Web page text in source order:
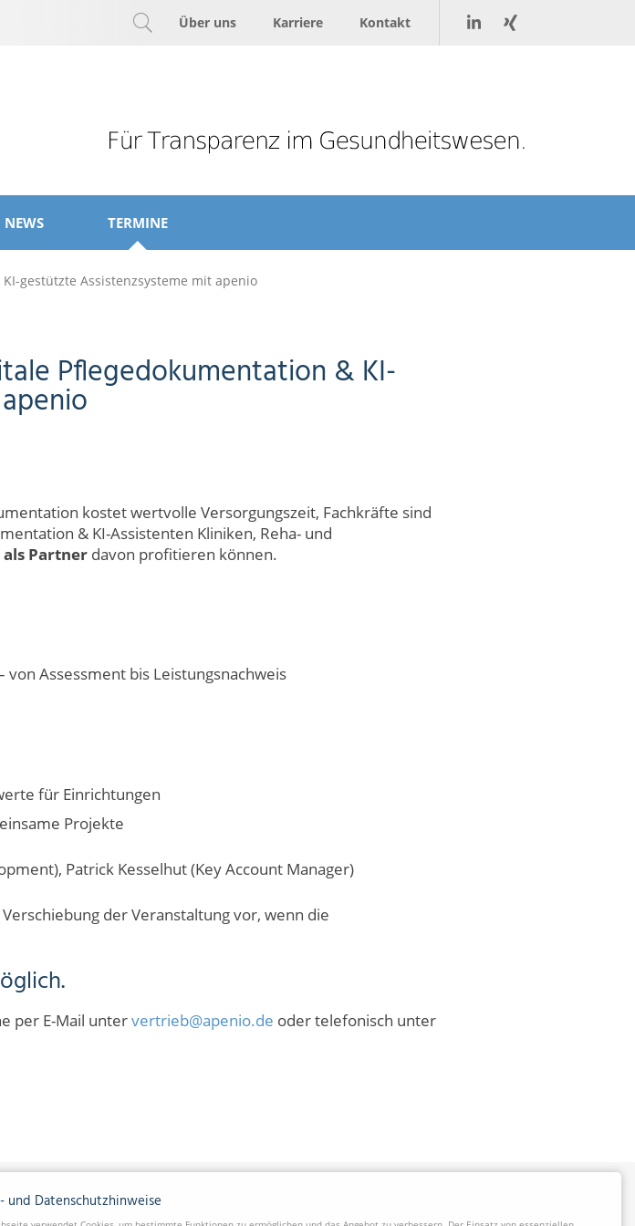
Kontakt
Karriere
Über uns
NEWS TERMINE
gestützte Assistenzsysteme mit apenio
Pflegedokumentation & KI-
kostet wertvolle Versorgungszeit, Fachkräfte sind
& KI-Assistenten Kliniken, Reha- und
als Partner davon profitieren können.
Assessment bis Leistungsnachweis
für Einrichtungen
Projekte
Patrick Kesselhut (Key Account Manager)
der Veranstaltung vor, wenn die
per E-Mail untervertrieb@apenio.de oder telefonisch unter
und Datenschutzhinweise